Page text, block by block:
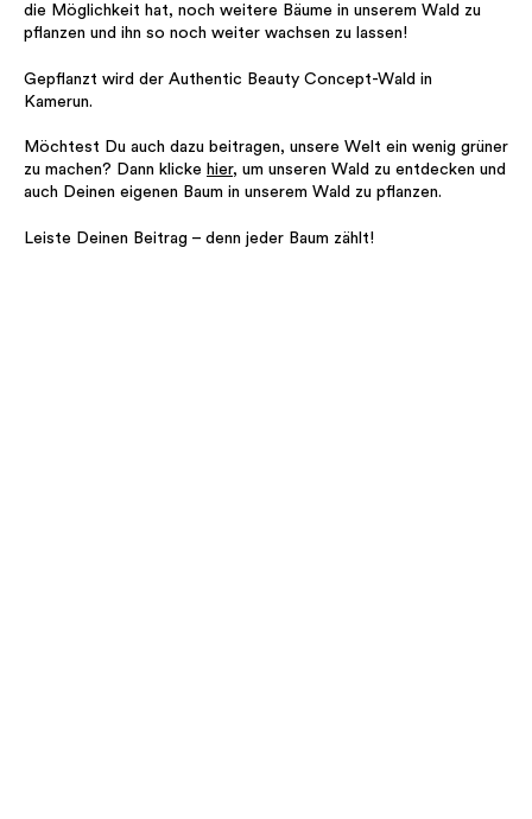
die Möglichkeit hat, noch weitere Bäume in unserem Wald zu
pflanzen und ihn so noch weiter wachsen zu lassen!
Gepflanzt wird der Authentic Beauty Concept-Wald in
Kamerun.
Möchtest Du auch dazu beitragen, unsere Welt ein wenig grüner
zu machen? Dann klicke hier, um unseren Wald zu entdecken und
auch Deinen eigenen Baum in unserem Wald zu pflanzen.
Leiste Deinen Beitrag – denn jeder Baum zählt!